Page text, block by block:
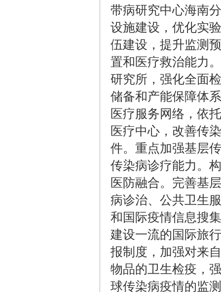
带病研究中心海南
设施建设，优化实
伍建设，提升监测
置和医疗救治能力
研究所，强化全面
储备和产能保障体
医疗服务网络，依
医疗中心，改善传
件。重点加强基层
传染病诊疗能力。
医防融合。完善基
病诊治、公共卫生
和国际疫情信息搜
建设一流的国际旅
报制度，加强对来
物品的卫生检疫，
球传染病疫情的监